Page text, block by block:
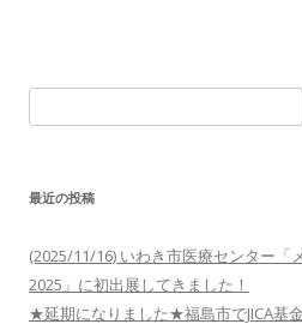
索:
最近の投稿
(2025/11/16) いわき市医療センター「
2025」に初出展してきました！
★延期になりました★福島市でJICA基